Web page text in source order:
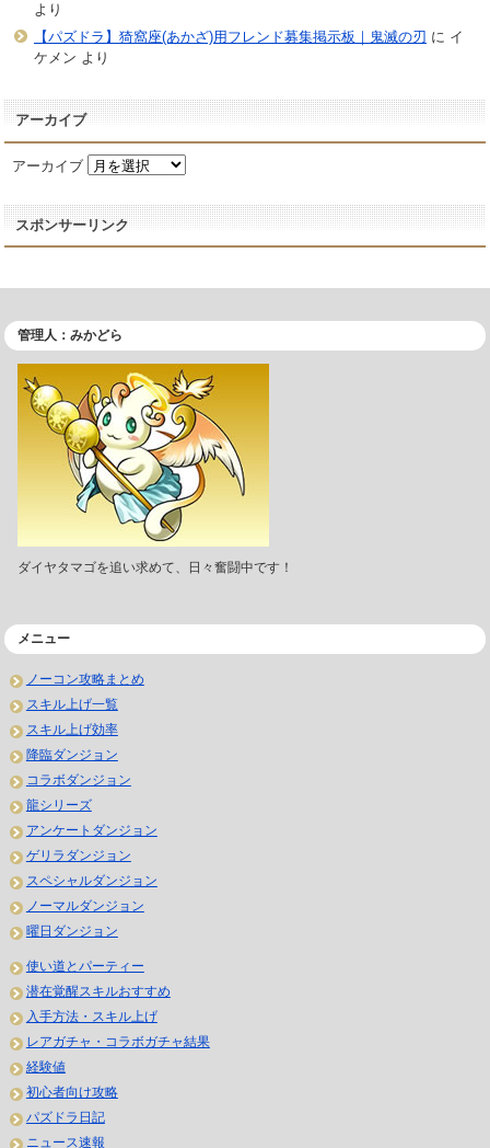
より
【パズドラ】猗窩座(あかざ)用フレンド募集掲示板｜鬼滅の刃 に イ
ケメン より
アーカイブ
アーカイブ
スポンサーリンク
管理人：みかどら
ダイヤタマゴを追い求めて、日々奮闘中です！
メニュー
ノーコン攻略まとめ
スキル上げ一覧
スキル上げ効率
降臨ダンジョン
コラボダンジョン
龍シリーズ
アンケートダンジョン
ゲリラダンジョン
スペシャルダンジョン
ノーマルダンジョン
曜日ダンジョン
使い道とパーティー
潜在覚醒スキルおすすめ
入手方法・スキル上げ
レアガチャ・コラボガチャ結果
経験値
初心者向け攻略
パズドラ日記
ニュース速報